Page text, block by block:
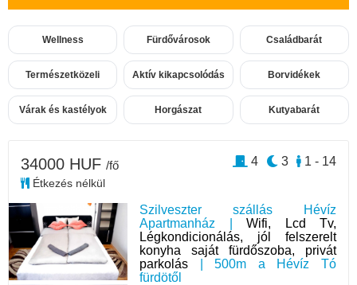
Wellness Fürdővárosok Családbarát
Természetközeli Aktív kikapcsolódás Borvidékek
Várak és kastélyok Horgászat Kutyabarát
Szilveszter szállás Hévíz
Apartmanház |Wifi, Lcd Tv,
Légkondicionálás, jól felszerelt
konyha saját fürdőszoba, privát
parkolás | 500m a Hévíz Tó
fürdötől
34000 HUF /fő
Étkezés nélkül
1 - 14
3
4